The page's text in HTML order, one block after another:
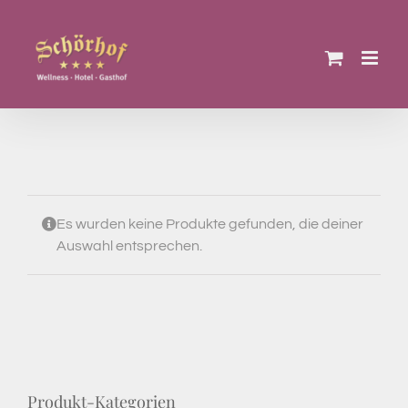
springen
Es wurden keine Produkte gefunden, die deiner
Auswahl entsprechen.
Produkt-Kategorien